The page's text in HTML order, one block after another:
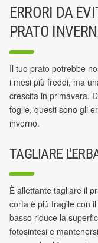
ERRORI DA
PRATO
Il tuo prato potrebbe
i mesi più freddi, ma
crescita in primavera.
foglie, questi sono gli
inverno.
TAGLIARE
È allettante tagliare il
corta è più fragile con
basso riduce la
fotosintesi e